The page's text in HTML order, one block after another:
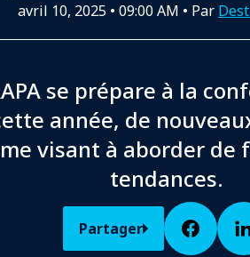
avril 10, 2025 • 09:00 AM • Par
se prépare à la
année, de
visant à aborder
tendances.
Partager